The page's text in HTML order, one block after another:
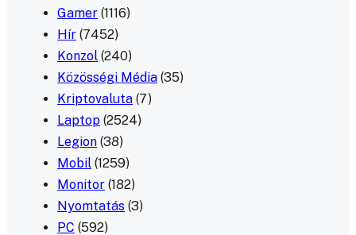
Gamer (1116)
Hír (7452)
Konzol (240)
Közösségi Média (35)
Kriptovaluta (7)
Laptop (2524)
Legion (38)
Mobil (1259)
Monitor (182)
Nyomtatás (3)
PC (592)